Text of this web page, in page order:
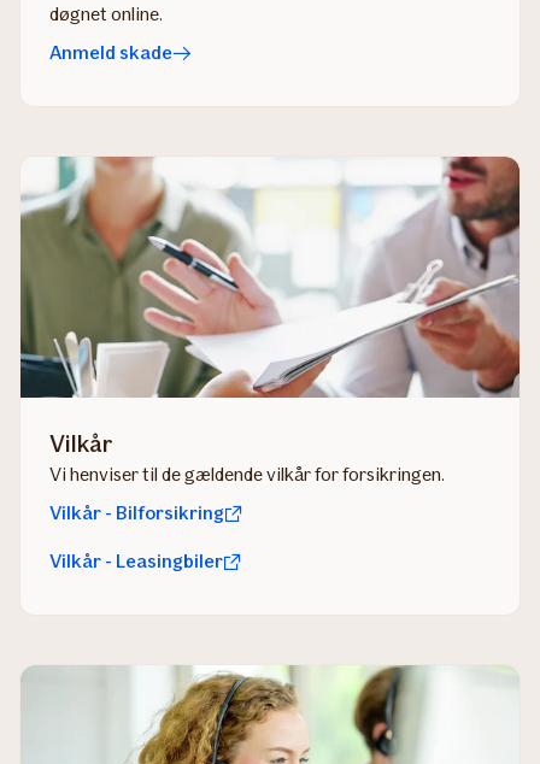
døgnet online.
Anmeld skade
Vilkår
Vi henviser til de gældende vilkår for forsikringen.
Vilkår - Bilforsikring
Vilkår - Leasingbiler